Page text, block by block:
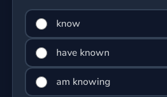
know
have known
am knowing